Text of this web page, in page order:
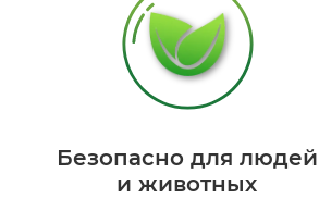
Безопасно для людей
и животных